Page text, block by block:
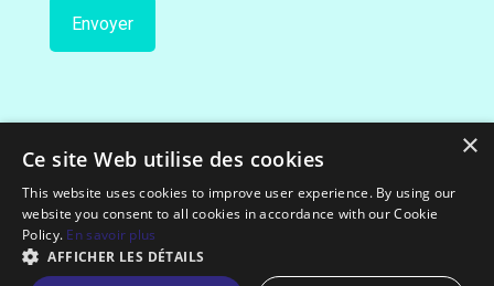
© 2012-2022 Exceloco.com || All Rights Reserved.
×
Ce site Web utilise des cookies
This website uses cookies to improve user experience. By using our
website you consent to all cookies in accordance with our Cookie
Policy. En savoir plus
AFFICHER LES DÉTAILS